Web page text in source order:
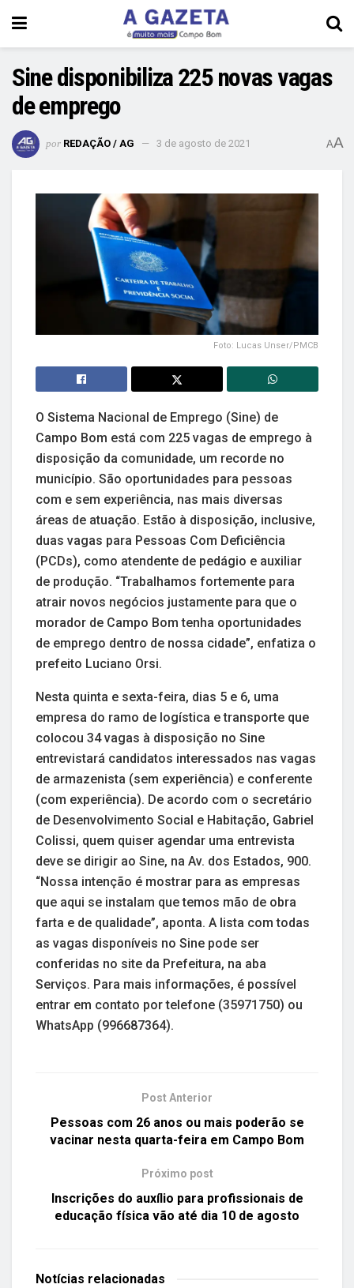
Sine disponibiliza 225 novas vagas
de emprego
por REDAÇÃO / AG 3 de agosto de 2021 AA
Foto: Lucas Unser/PMCB
O Sistema Nacional de Emprego (Sine) de
Campo Bom está com 225 vagas de emprego à
disposição da comunidade, um recorde no
município. São oportunidades para pessoas
com e sem experiência, nas mais diversas
áreas de atuação. Estão à disposição, inclusive,
duas vagas para Pessoas Com Deficiência
(PCDs), como atendente de pedágio e auxiliar
de produção. “Trabalhamos fortemente para
atrair novos negócios justamente para que o
morador de Campo Bom tenha oportunidades
de emprego dentro de nossa cidade”, enfatiza o
prefeito Luciano Orsi.
Nesta quinta e sexta-feira, dias 5 e 6, uma
empresa do ramo de logística e transporte que
colocou 34 vagas à disposição no Sine
entrevistará candidatos interessados nas vagas
de armazenista (sem experiência) e conferente
(com experiência). De acordo com o secretário
de Desenvolvimento Social e Habitação, Gabriel
Colissi, quem quiser agendar uma entrevista
deve se dirigir ao Sine, na Av. dos Estados, 900.
“Nossa intenção é mostrar para as empresas
que aqui se instalam que temos mão de obra
farta e de qualidade”, aponta. A lista com todas
as vagas disponíveis no Sine pode ser
conferidas no site da Prefeitura, na aba
Serviços. Para mais informações, é possível
entrar em contato por telefone (35971750) ou
WhatsApp (996687364).
Post Anterior
Pessoas com 26 anos ou mais poderão se
vacinar nesta quarta-feira em Campo Bom
Próximo post
Inscrições do auxílio para profissionais de
educação física vão até dia 10 de agosto
Notícias relacionadas